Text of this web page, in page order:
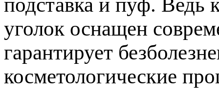
подставка и пуф. Ведь
уголок оснащен
гарантирует
косметологические